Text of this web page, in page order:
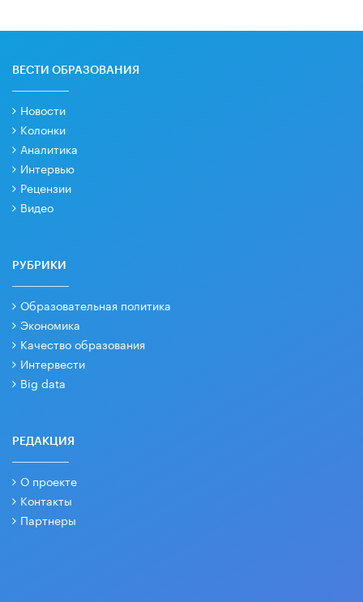
ВЕСТИ ОБРАЗОВАНИЯ
Новости
Колонки
Аналитика
Интервью
Рецензии
Видео
РУБРИКИ
Образовательная политика
Экономика
Качество образования
Интервести
Big data
РЕДАКЦИЯ
О проекте
Контакты
Партнеры